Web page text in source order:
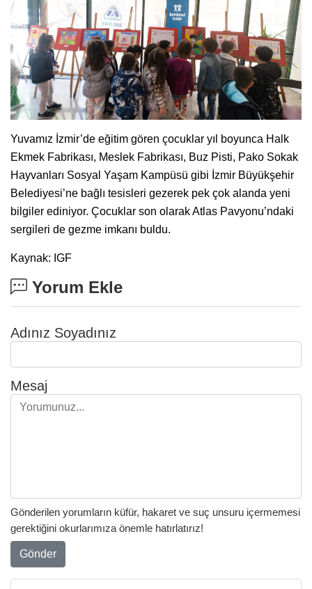
Yuvamız İzmir’de eğitim gören çocuklar yıl boyunca Halk
Ekmek Fabrikası, Meslek Fabrikası, Buz Pisti, Pako Sokak
Hayvanları Sosyal Yaşam Kampüsü gibi İzmir Büyükşehir
Belediyesi’ne bağlı tesisleri gezerek pek çok alanda yeni
bilgiler ediniyor. Çocuklar son olarak Atlas Pavyonu’ndaki
sergileri de gezme imkanı buldu.
Kaynak: IGF
Yorum Ekle
Adınız Soyadınız
Mesaj
Gönderilen yorumların küfür, hakaret ve suç unsuru içermemesi
gerektiğini okurlarımıza önemle hatırlatırız!
Gönder